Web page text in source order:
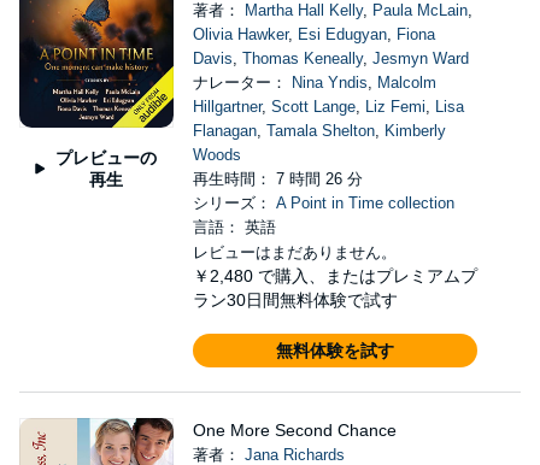
プレビューの
再生
著者： Martha Hall Kelly, Paula McLain,
Olivia Hawker, Esi Edugyan, Fiona
Davis, Thomas Keneally, Jesmyn Ward
ナレーター：
Nina Yndis, Malcolm
Hillgartner, Scott Lange, Liz Femi, Lisa
Flanagan, Tamala Shelton, Kimberly
Woods
再生時間： 7 時間 26 分
シリーズ： A Point in Time collection
言語： 英語
レビューはまだありません。
￥2,480 で購入、またはプレミアムプ
ラン30日間無料体験で試す
無料体験を試す
One More Second Chance
著者： Jana Richards